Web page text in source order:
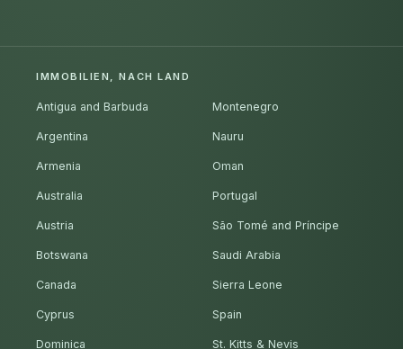
IMMOBILIEN, NACH LAND
Antigua and Barbuda
Argentina
Armenia
Australia
Austria
Botswana
Canada
Cyprus
Dominica
Montenegro
Nauru
Oman
Portugal
São Tomé and Príncipe
Saudi Arabia
Sierra Leone
Spain
St. Kitts & Nevis